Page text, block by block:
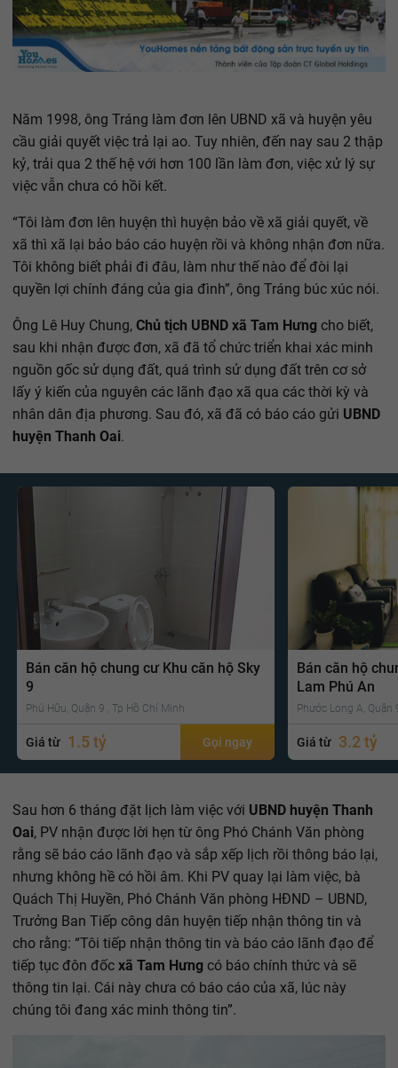
Năm 1998, ông Tráng làm đơn lên UBND xã và huyện yêu
cầu giải quyết việc trả lại ao. Tuy nhiên, đến nay sau 2 thập
kỷ, trải qua 2 thế hệ với hơn 100 lần làm đơn, việc xử lý sự
việc vẫn chưa có hồi kết.
“Tôi làm đơn lên huyện thì huyện bảo về xã giải quyết, về
xã thì xã lại bảo báo cáo huyện rồi và không nhận đơn nữa.
Tôi không biết phải đi đâu, làm như thế nào để đòi lại
quyền lợi chính đáng của gia đình”, ông Tráng búc xúc nói.
Ông Lê Huy Chung, Chủ tịch UBND xã Tam Hưng cho biết,
sau khi nhận được đơn, xã đã tổ chức triển khai xác minh
nguồn gốc sử dụng đất, quá trình sử dụng đất trên cơ sở
lấy ý kiến của nguyên các lãnh đạo xã qua các thời kỳ và
nhân dân địa phương. Sau đó, xã đã có báo cáo gửi UBND
huyện Thanh Oai.
Bán căn hộ chung cư Khu căn hộ Sky
9
Phú Hữu, Quận 9 , Tp Hồ Chí Minh
Giá từ 1.5 tỷ Gọi ngay
Bán căn hộ
Lam Phú An
Phước Long A, Quận
Giá từ 3.2 tỷ
Sau hơn 6 tháng đặt lịch làm việc với UBND huyện Thanh
Oai, PV nhận được lời hẹn từ ông Phó Chánh Văn phòng
rằng sẽ báo cáo lãnh đạo và sắp xếp lịch rồi thông báo lại,
nhưng không hề có hồi âm. Khi PV quay lại làm việc, bà
Quách Thị Huyền, Phó Chánh Văn phòng HĐND – UBND,
Trưởng Ban Tiếp công dân huyện tiếp nhận thông tin và
cho rằng: “Tôi tiếp nhận thông tin và báo cáo lãnh đạo để
tiếp tục đôn đốc xã Tam Hưng có báo chính thức và sẽ
thông tin lại. Cái này chưa có báo cáo của xã, lúc này
chúng tôi đang xác minh thông tin”.